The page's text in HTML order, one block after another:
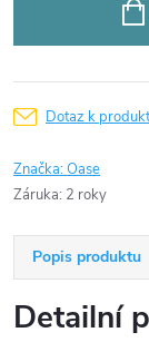
Dotaz k
Značka:Oase
Záruka: 2 roky
Popis produktu
Detailní